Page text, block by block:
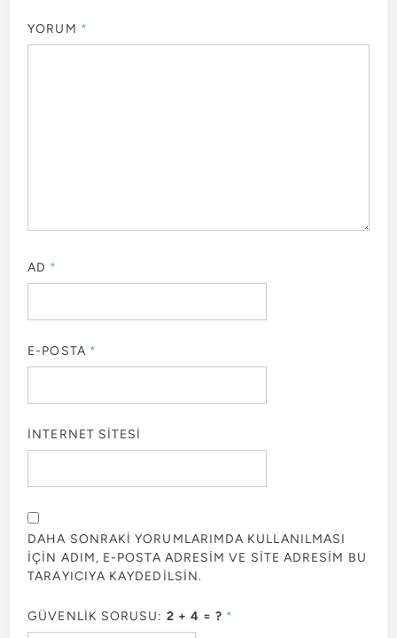
YORUM *
AD *
E-POSTA *
İNTERNET SITESI
DAHA SONRAKI YORUMLARIMDA KULLANILMASI
IÇIN ADIM, E-POSTA ADRESIM VE SITE ADRESIM BU
TARAYICIYA KAYDEDILSIN.
GÜVENLIK SORUSU: 2 + 4 = ? *